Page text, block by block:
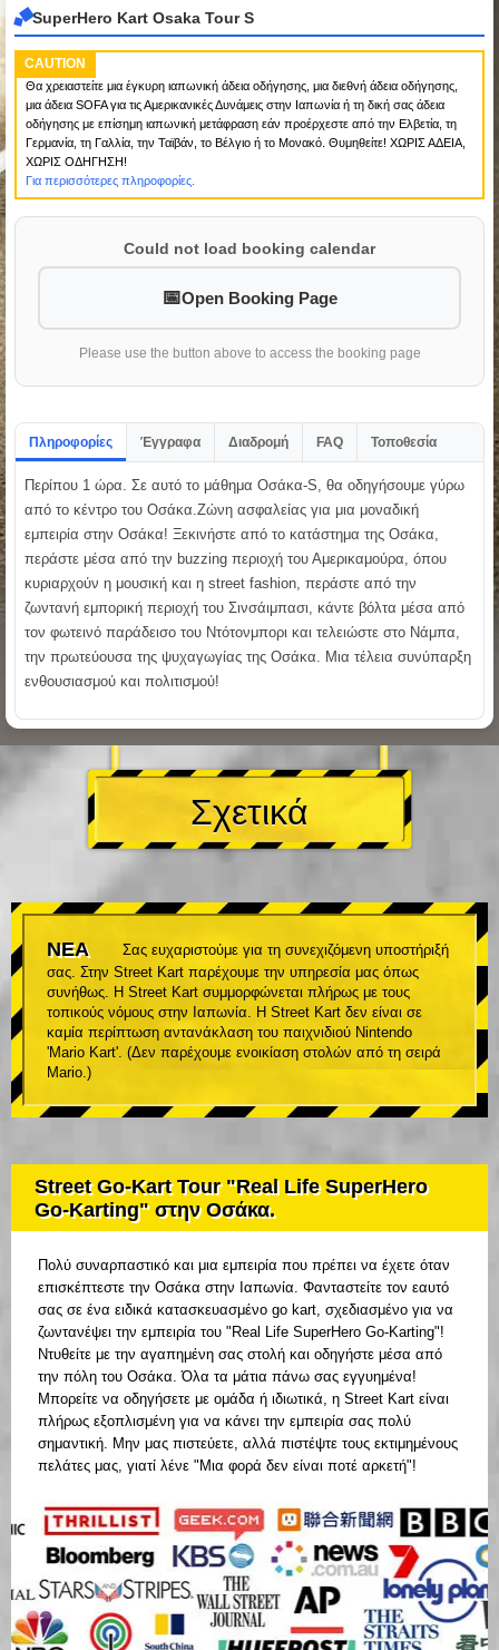
SuperHero Kart Osaka Tour S
CAUTION
Θα χρειαστείτε μια έγκυρη ιαπωνική άδεια οδήγησης, μια διεθνή άδεια οδήγησης,
μια άδεια SOFA για τις Αμερικανικές Δυνάμεις στην Ιαπωνία ή τη δική σας άδεια
οδήγησης με επίσημη ιαπωνική μετάφραση εάν προέρχεστε από την Ελβετία, τη
Γερμανία, τη Γαλλία, την Ταϊβάν, το Βέλγιο ή το Μονακό. Θυμηθείτε! ΧΩΡΙΣ ΑΔΕΙΑ,
ΧΩΡΙΣ ΟΔΗΓΗΣΗ!
Για περισσότερες πληροφορίες.
Could not load booking calendar
Open Booking Page
Please use the button above to access the booking page
Πληροφορίες Έγγραφα Διαδρομή FAQ Τοποθεσία
Περίπου 1 ώρα. Σε αυτό το μάθημα Οσάκα-S, θα οδηγήσουμε γύρω
από το κέντρο του Οσάκα.Ζώνη ασφαλείας για μια μοναδική
εμπειρία στην Οσάκα! Ξεκινήστε από το κατάστημα της Οσάκα,
περάστε μέσα από την buzzing περιοχή του Αμερικαμούρα, όπου
κυριαρχούν η μουσική και η street fashion, περάστε από την
ζωντανή εμπορική περιοχή του Σινσάιμπασι, κάντε βόλτα μέσα από
τον φωτεινό παράδεισο του Ντότονμπορι και τελειώστε στο Νάμπα,
την πρωτεύουσα της ψυχαγωγίας της Οσάκα. Μια τέλεια συνύπαρξη
ενθουσιασμού και πολιτισμού!
Σχετικά
ΝΕΑ
Σας ευχαριστούμε για τη συνεχιζόμενη υποστήριξή
σας. Στην Street Kart παρέχουμε την υπηρεσία μας όπως
συνήθως. Η Street Kart συμμορφώνεται πλήρως με τους
τοπικούς νόμους στην Ιαπωνία. Η Street Kart δεν είναι σε
καμία περίπτωση αντανάκλαση του παιχνιδιού Nintendo
'Mario Kart'. (Δεν παρέχουμε ενοικίαση στολών από τη σειρά
Mario.)
Street Go-Kart Tour "Real Life SuperHero
Go-Karting" στην Οσάκα.
Πολύ συναρπαστικό και μια εμπειρία που πρέπει να έχετε όταν
επισκέπτεστε την Οσάκα στην Ιαπωνία. Φανταστείτε τον εαυτό
σας σε ένα ειδικά κατασκευασμένο go kart, σχεδιασμένο για να
ζωντανέψει την εμπειρία του "Real Life SuperHero Go-Karting"!
Ντυθείτε με την αγαπημένη σας στολή και οδηγήστε μέσα από
την πόλη του Οσάκα. Όλα τα μάτια πάνω σας εγγυημένα!
Μπορείτε να οδηγήσετε με ομάδα ή ιδιωτικά, η Street Kart είναι
πλήρως εξοπλισμένη για να κάνει την εμπειρία σας πολύ
σημαντική. Μην μας πιστεύετε, αλλά πιστέψτε τους εκτιμημένους
πελάτες μας, γιατί λένε "Μια φορά δεν είναι ποτέ αρκετή"!